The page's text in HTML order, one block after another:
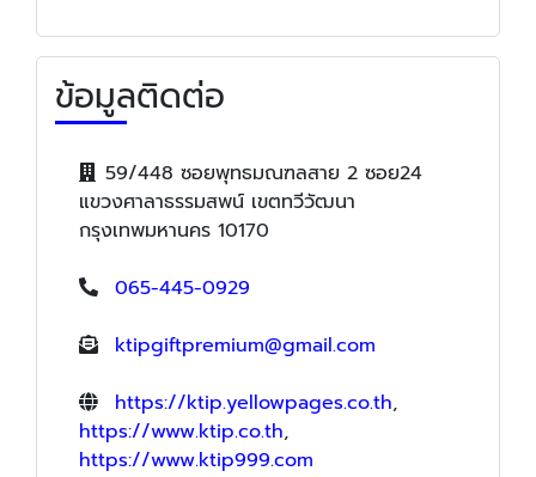
ข้อมูลติดต่อ
59/448 ซอยพุทธมณฑลสาย 2 ซอย24
แขวงศาลาธรรมสพน์ เขตทวีวัฒนา
กรุงเทพมหานคร 10170
065-445-0929
ktipgiftpremium@gmail.com
https://ktip.yellowpages.co.th,
https://www.ktip.co.th,
https://www.ktip999.com